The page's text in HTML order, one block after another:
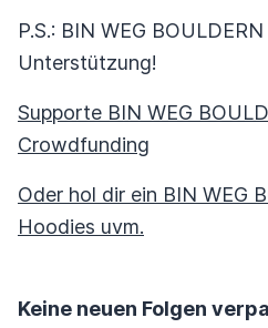
P.S.: BIN WEG
Unterstützung!
Supporte BIN WEG
Crowdfunding
Oder hol dir ein BIN WEG
Hoodies uvm.
Keine neuen Folgen